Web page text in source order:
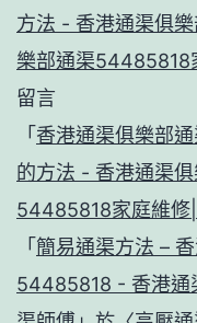
方法 - 香港通渠俱
樂部通渠54485818
留言
「 香港通渠俱樂部
的方法 - 香港通渠
54485818家庭維修
「 簡易通渠方法 –
54485818 - 香港通